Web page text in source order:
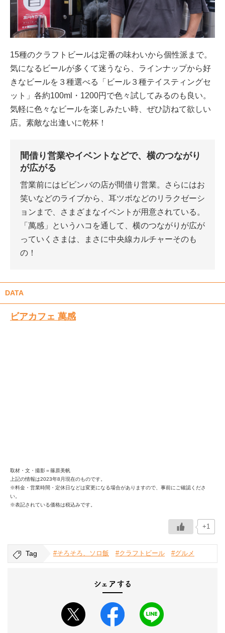
15種のクラフトビールは定番の味わいから個性派まで。
気になるビールが多くて迷うなら、ラインナップから好
きなビールを３種選べる「ビール３種テイスティングセ
ット」各約100ml・1200円で色々試してみるのも良い。
気軽に色々なビールを楽しみたい時、ぜひ訪ねて欲しい
店。素敵な出逢いに乾杯！
間借り営業やイベントなどで、横のつながり
が広がる
営業前にはビビンバの店が間借り営業。さらにはお
笑いなどのライブから、耳ツボなどのリラクゼーシ
ョンまで、さまざまなイベントが用意されている。
「萬感」というハコを通して、横のつながりが広が
っていくさまは、まさに中央線カルチャーそのも
の！
DATA
ビアカフェ 萬感
取材・文・撮影＝篠原美帆
上記の情報は2023年8月現在のものです。
※料金・営業時間・定休日などは変更になる場合がありますので、事前にご確認くださ
い。
※表記されている価格は税込みです。
+1
Tag #そろそろ、ソロ飯 #クラフトビール #グルメ
シェアする